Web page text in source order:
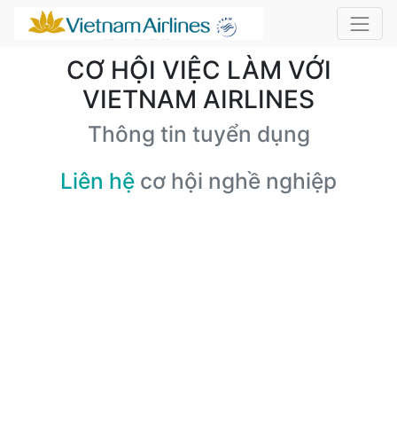
CƠ HỘI VIỆC LÀM VỚI
VIETNAM AIRLINES
Thông tin tuyển dụng
Liên hệ cơ hội nghề nghiệp